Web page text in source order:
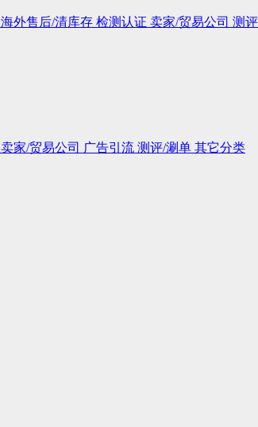
海外售后/清库存 检测认证 卖家/贸易公司 测
卖家/贸易公司 广告引流 测评/涮单 其它分类